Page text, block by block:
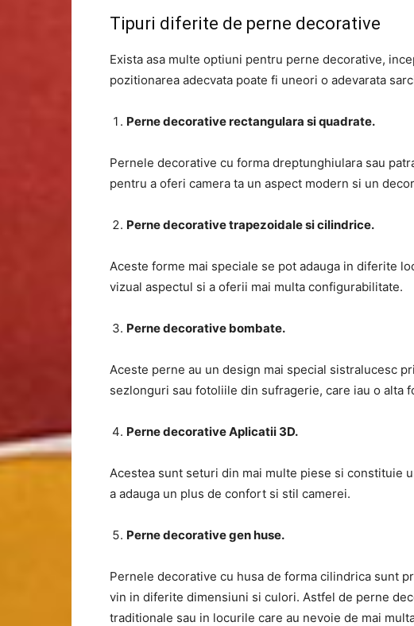
Tipuri diferite de perne decorative
Exista asa multe optiuni pentru perne decorative,
pozitionarea adecvata poate fi uneori o adevarata
Perne decorative rectangulara si quadrate.
Pernele decorative cu forma dreptunghiulara sau
pentru a oferi camera ta un aspect modern si un
Perne decorative trapezoidale si cilindrice.
Aceste forme mai speciale se pot adauga in diferite
vizual aspectul si a oferii mai multa configurabilitate.
Perne decorative bombate.
Aceste perne au un design mai special sistralucesc
sezlonguri sau fotoliile din sufragerie, care iau o alta
Perne decorative Aplicatii 3D.
Acestea sunt seturi din mai multe piese si constituie
a adauga un plus de confort si stil camerei.
Perne decorative gen huse.
Pernele decorative cu husa de forma cilindrica sunt
vin in diferite dimensiuni si culori. Astfel de perne
traditionale sau in locurile care au nevoie de mai